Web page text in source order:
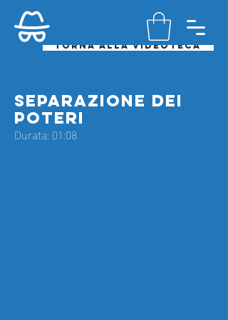
Torna alla videoteca
Separazione dei
poteri
Durata: 01:08